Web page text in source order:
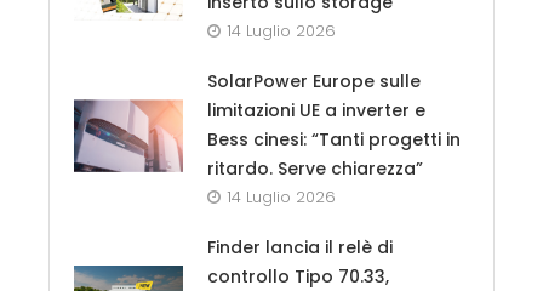
14 Luglio 2026
SolarPower Europe sulle
limitazioni UE a inverter e
Bess cinesi: “Tanti progetti in
ritardo. Serve chiarezza”
14 Luglio 2026
Finder lancia il relè di
controllo Tipo 70.33,